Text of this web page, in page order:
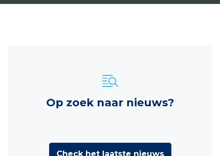
Op zoek naar nieuws?
Check het laatste nieuws